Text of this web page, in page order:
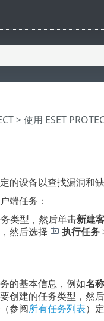
>使用 ESET
的设备以查找漏洞和
端任务：
类型，然后单击新建
然后选择 执行任务
的基本信息，例如名
创建的任务类型，然
（参阅所有任务列表）